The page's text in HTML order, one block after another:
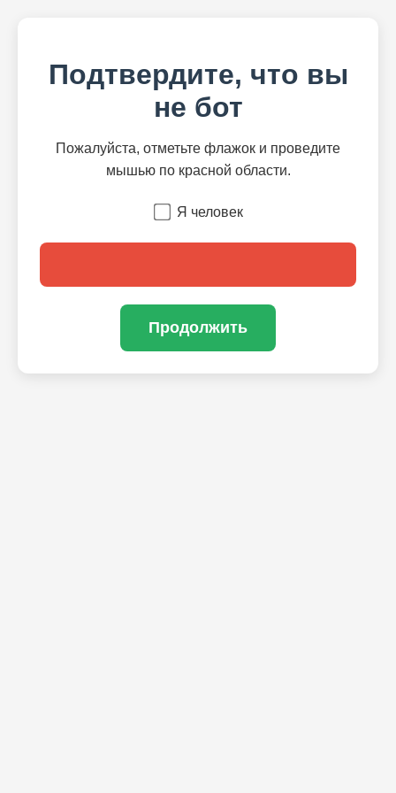
Подтвердите, что вы
не бот
Пожалуйста, отметьте флажок и проведите
мышью по красной области.
Я человек
Продолжить